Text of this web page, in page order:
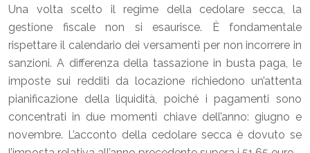
Una volta scelto il regime della cedolare secca, la
gestione fiscale non si esaurisce. È fondamentale
rispettare il calendario dei versamenti per non incorrere in
sanzioni. A differenza della tassazione in busta paga, le
imposte sui redditi da locazione richiedono un’attenta
pianificazione della liquidità, poiché i pagamenti sono
concentrati in due momenti chiave dell’anno: giugno e
novembre. L’acconto della cedolare secca è dovuto se